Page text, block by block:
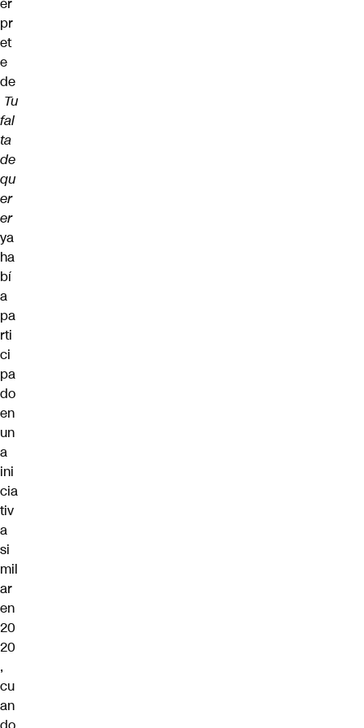
ér
pr
et
e
de
Tu
fal
ta
de
qu
er
er
ya
ha
bí
a
pa
rti
ci
pa
do
en
un
a
ini
cia
tiv
a
si
mil
ar
en
20
20
,
cu
an